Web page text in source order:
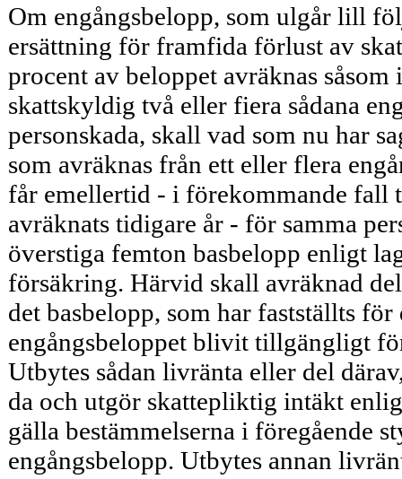
Om engångsbelopp, som ulgår lill
ersättning för framfida förlust av
procent av beloppet avräknas
skattskyldig två eller fiera sådana
personskada, skall vad som nu har
som avräknas från ett eller flera
får emellertid - i förekom­mande fall
avräknats tidigare år - för samma
överstiga femton basbelopp enligt
försäkring. Härvid skall avräknad
det basbelopp, som har fastställts
engångsbeloppet blivit tillgängligt
Utbytes sådan livränta eller del
da och utgör skattepliktig intäkt
gälla bestämmelserna i föregående
engångsbe­lopp. Utbytes annan